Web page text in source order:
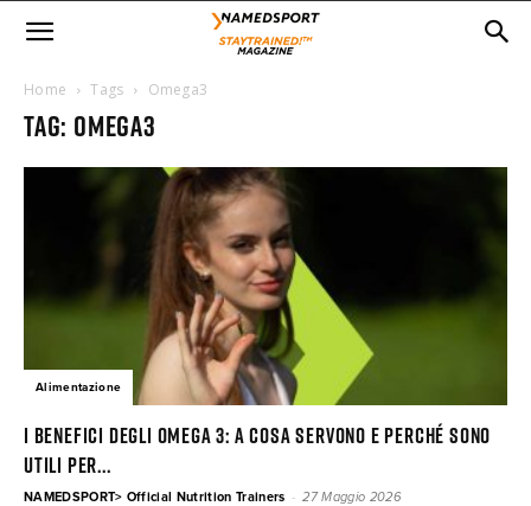
Home Tags Omega3
Tag: omega3
Alimentazione
I benefici degli Omega 3: a cosa servono e perché sono
utili per...
NAMEDSPORT> Official Nutrition Trainers - 27 Maggio 2026